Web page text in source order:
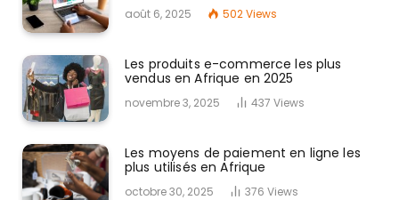
août 6, 2025 502Views
Les produits e-commerce les plus
vendus en Afrique en 2025
novembre 3, 2025 437 Views
Les moyens de paiement en ligne les
plus utilisés en Afrique
octobre 30, 2025 376 Views